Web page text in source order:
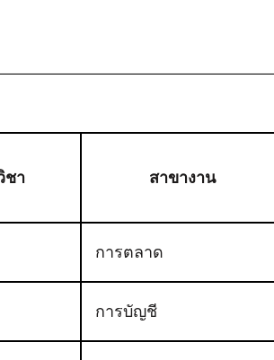
ชา สาขางาน
การตลาด
การบัญชี